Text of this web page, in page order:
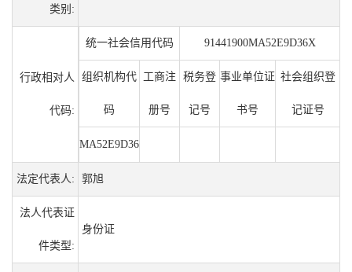
类别:
行政相对人
代码:
统一社会信用代码 91441900MA52E9D36X
组织机构代
码
工商注
册号
税务登
记号
事业单位证
书号
社会组织登
记证号
MA52E9D36
法定代表人: 郭旭
法人代表证
件类型:
身份证